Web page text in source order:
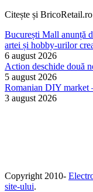
Citește și BricoRetail.ro
București Mall anunță
artei și hobby-urilor
6 august 2026
Action deschide două
5 august 2026
Romanian DIY market
3 august 2026
Copyright 2010-
site-ului.